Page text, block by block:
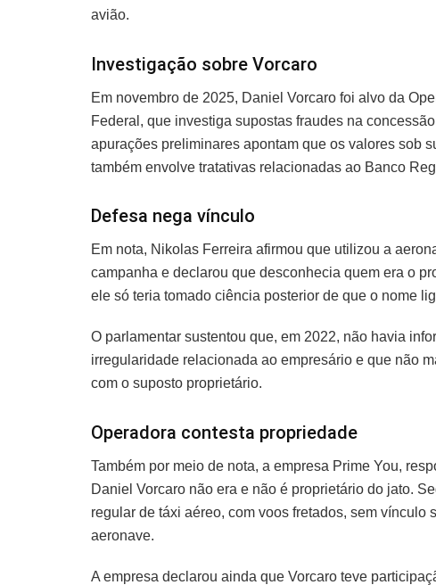
avião.
Investigação sobre Vorcaro
Em novembro de 2025, Daniel Vorcaro foi alvo da
Federal, que investiga supostas fraudes na
apurações preliminares apontam que os valores sob
também envolve tratativas relacionadas ao Banco
Defesa nega vínculo
Em nota, Nikolas Ferreira afirmou que utilizou a
campanha e declarou que desconhecia quem era o
ele só teria tomado ciência posterior de que o nome
O parlamentar sustentou que, em 2022, não havia
irregularidade relacionada ao empresário e que não
com o suposto proprietário.
Operadora contesta propriedade
Também por meio de nota, a empresa Prime You,
Daniel Vorcaro não era e não é proprietário do jato.
regular de táxi aéreo, com voos fretados, sem vínculo
aeronave.
A empresa declarou ainda que Vorcaro teve